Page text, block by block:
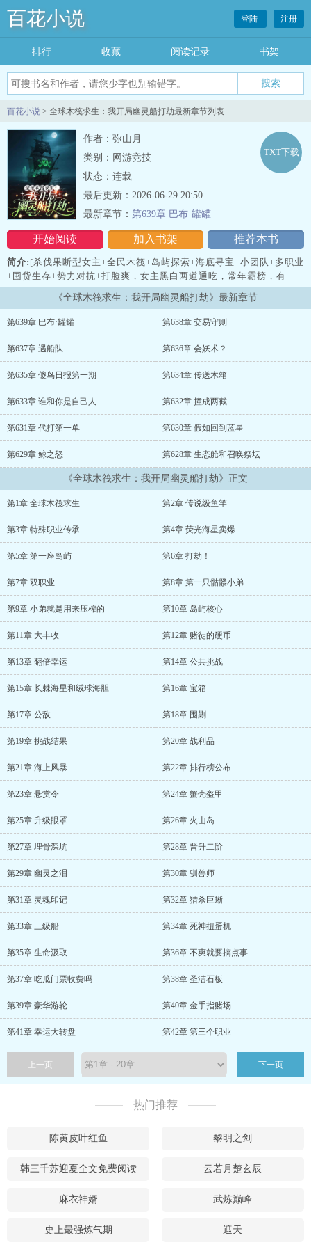
百花小说 登陆 注册
排行 收藏 阅读记录 书架
百花小说 > 全球木筏求生：我开局幽灵船打劫最新章节列表
作者：弥山月
类别：网游竞技
状态：连载
开始阅读 加入书架 推荐本书
TXT下载
最后更新：2026-06-29 20:50
最新章节： 第639章 巴布·罐罐
简介: [杀伐果断型女主+全民木筏+岛屿探索+海底寻宝+小团队+多职业
+囤货生存+势力对抗+打脸爽，女主黑白两道通吃，常年霸榜，有
CP，辅助型男主]\n\n凌初一睁眼，便已进入全民木筏求生游戏。
\n开局盲盒抽到…
《全球木筏求生：我开局幽灵船打劫》最新章节
第639章 巴布·罐罐 第638章 交易守则
第637章 遇船队 第636章 会妖术？
第635章 傻鸟日报第一期 第634章 传送木箱
第633章 谁和你是自己人 第632章 撞成两截
第631章 代打第一单 第630章 假如回到蓝星
第629章 鲸之怒 第628章 生态舱和召唤祭坛
《全球木筏求生：我开局幽灵船打劫》正文
第1章 全球木筏求生 第2章 传说级鱼竿
第3章 特殊职业传承 第4章 荧光海星卖爆
第5章 第一座岛屿 第6章 打劫！
第7章 双职业 第8章 第一只骷髅小弟
第9章 小弟就是用来压榨的 第10章 岛屿核心
第11章 大丰收 第12章 赌徒的硬币
第13章 翻倍幸运 第14章 公共挑战
第15章 长棘海星和绒球海胆 第16章 宝箱
第17章 公敌 第18章 围剿
第19章 挑战结果 第20章 战利品
第21章 海上风暴 第22章 排行榜公布
第23章 悬赏令 第24章 蟹壳盔甲
第25章 升级眼罩 第26章 火山岛
第27章 埋骨深坑 第28章 晋升二阶
第29章 幽灵之泪 第30章 驯兽师
第31章 灵魂印记 第32章 猎杀巨蜥
第33章 三级船 第34章 死神扭蛋机
第35章 生命汲取 第36章 不爽就要搞点事
第37章 吃瓜门票收费吗 第38章 圣洁石板
第39章 豪华游轮 第40章 金手指赌场
第41章 幸运大转盘 第42章 第三个职业
上一页 下一页
热门推荐
陈黄皮叶红鱼 黎明之剑
韩三千苏迎夏全文免费阅读 云若月楚玄辰
麻衣神婿 武炼巅峰
史上最强炼气期 遮天